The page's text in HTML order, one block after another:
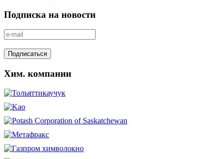
Подписка на новости
Хим. компании